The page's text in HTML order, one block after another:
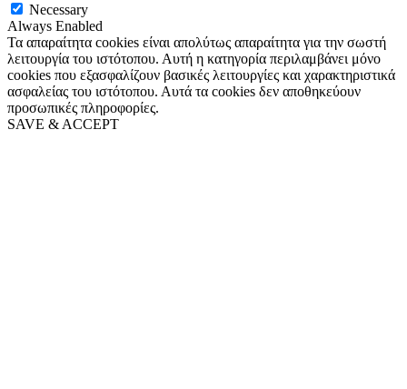
Necessary
Always Enabled
Τα απαραίτητα cookies είναι απολύτως απαραίτητα για την σωστή
λειτουργία του ιστότοπου. Αυτή η κατηγορία περιλαμβάνει μόνο
cookies που εξασφαλίζουν βασικές λειτουργίες και χαρακτηριστικά
ασφαλείας του ιστότοπου. Αυτά τα cookies δεν αποθηκεύουν
προσωπικές πληροφορίες.
SAVE & ACCEPT